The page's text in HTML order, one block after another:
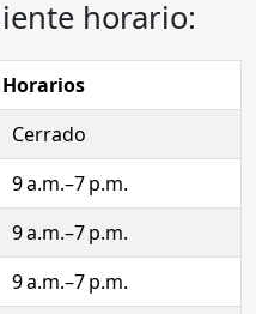
horario:
Horarios
Cerrado
9 a.m.–7 p.m.
9 a.m.–7 p.m.
9 a.m.–7 p.m.